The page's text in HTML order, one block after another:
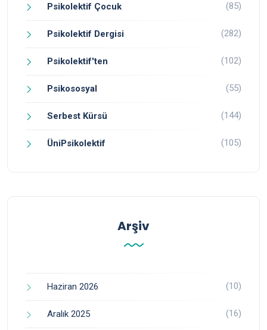
Psikolektif Çocuk (85)
Psikolektif Dergisi (282)
Psikolektif'ten (102)
Psikososyal (55)
Serbest Kürsü (144)
ÜniPsikolektif (105)
Arşiv
Haziran 2026 (10)
Aralık 2025 (16)